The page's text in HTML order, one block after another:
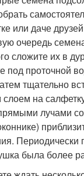
или даче
очередь
сложите их в
под проточной
тщательно
на
лучами
была более